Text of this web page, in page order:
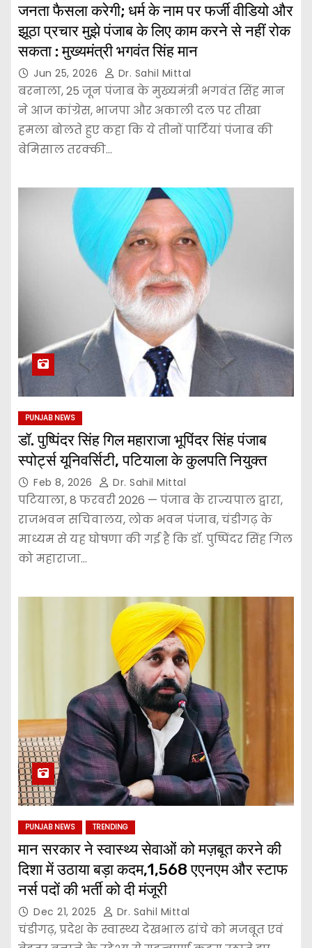
जनता फैसला करेगी; धर्म के नाम पर फर्जी वीडियो और
झूठा प्रचार मुझे पंजाब के लिए काम करने से नहीं रोक
सकता : मुख्यमंत्री भगवंत सिंह मान
Jun 25, 2026 Dr. Sahil Mittal
बरनाला, 25 जून पंजाब के मुख्यमंत्री भगवंत सिंह मान
ने आज कांग्रेस, भाजपा और अकाली दल पर तीखा
हमला बोलते हुए कहा कि ये तीनों पार्टियां पंजाब की
बेमिसाल तरक्की…
PUNJAB NEWS
डॉ. पुष्पिंदर सिंह गिल महाराजा भूपिंदर सिंह पंजाब
स्पोर्ट्स यूनिवर्सिटी, पटियाला के कुलपति नियुक्त
Feb 8, 2026 Dr. Sahil Mittal
पटियाला, 8 फरवरी 2026 — पंजाब के राज्यपाल द्वारा,
राजभवन सचिवालय, लोक भवन पंजाब, चंडीगढ़ के
माध्यम से यह घोषणा की गई है कि डॉ. पुष्पिंदर सिंह गिल
को महाराजा…
PUNJAB NEWS TRENDING
मान सरकार ने स्वास्थ्य सेवाओं को मज़बूत करने की
दिशा में उठाया बड़ा कदम,1,568 एएनएम और स्टाफ
नर्स पदों की भर्ती को दी मंजूरी
Dec 21, 2025 Dr. Sahil Mittal
चंडीगढ़, प्रदेश के स्वास्थ्य देखभाल ढांचे को मजबूत एवं